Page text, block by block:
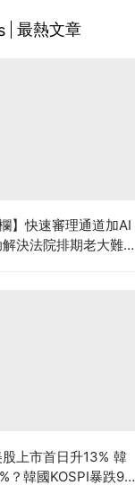
最熱文章
】快速審理通道加AI
決法院排期老大難問
上市首日升13% 韓
？韓國KOSPI暴跌9%